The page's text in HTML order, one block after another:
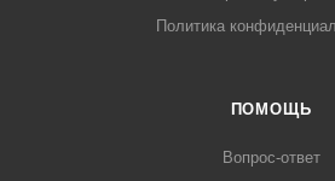
Политика
ПОМОЩЬ
Вопрос-ответ